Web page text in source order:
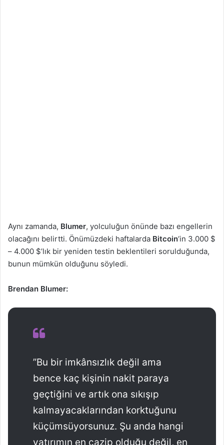
Aynı zamanda, Blumer, yolculuğun önünde bazı engellerin
olacağını belirtti. Önümüzdeki haftalarda Bitcoin‘in 3.000 $
– 4.000 $’lık bir yeniden testin beklentileri sorulduğunda,
bunun mümkün olduğunu söyledi.
Brendan Blumer:
”Bu bir imkânsızlık değil ama
bence kaç kişinin nakit paraya
geçtiğini ve artık ona sıkışıp
kalmayacaklarından korktuğunu
küçümsüyorsunuz. Şu anda hangi
yatırımın en cazip olduğu değil, en